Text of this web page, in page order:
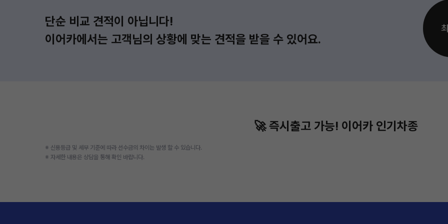
단순 비교 견적이 아닙니다!
이어카에서는 고객님의 상황에 맞는 견적을 받을 수 있어요.
🚀 즉시출고 가능! 이어카 인기차종
※ 신용등급 및 세부 기준에 따라 선수금의 차이는 발생 할 수 있습니다.
※ 자세한 내용은 상담을 통해 확인 바랍니다.